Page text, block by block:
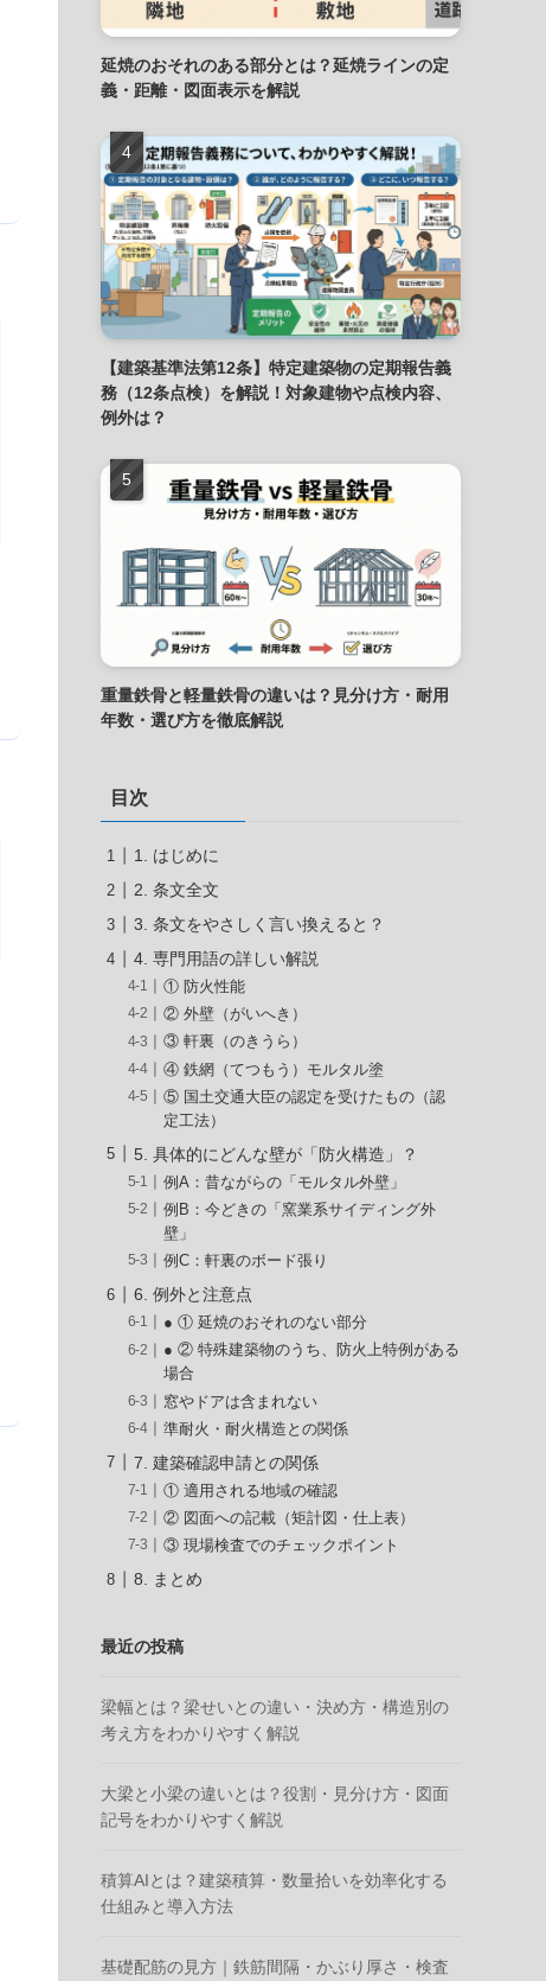
延焼のおそれのある部分とは？延焼ラインの定
義・距離・図面表示を解説
【建築基準法第12条】特定建築物の定期報告義
務（12条点検）を解説！対象建物や点検内容、
例外は？
重量鉄骨と軽量鉄骨の違いは？見分け方・耐用
年数・選び方を徹底解説
目次
1. はじめに
2. 条文全文
3. 条文をやさしく言い換えると？
4. 専門用語の詳しい解説
① 防火性能
② 外壁（がいへき）
③ 軒裏（のきうら）
④ 鉄網（てつもう）モルタル塗
⑤ 国土交通大臣の認定を受けたもの（認
定工法）
5. 具体的にどんな壁が「防火構造」？
例A：昔ながらの「モルタル外壁」
例B：今どきの「窯業系サイディング外
壁」
例C：軒裏のボード張り
6. 例外と注意点
● ① 延焼のおそれのない部分
● ② 特殊建築物のうち、防火上特例がある
場合
窓やドアは含まれない
準耐火・耐火構造との関係
7. 建築確認申請との関係
① 適用される地域の確認
② 図面への記載（矩計図・仕上表）
③ 現場検査でのチェックポイント
8. まとめ
最近の投稿
梁幅とは？梁せいとの違い・決め方・構造別の
考え方をわかりやすく解説
大梁と小梁の違いとは？役割・見分け方・図面
記号をわかりやすく解説
積算AIとは？建築積算・数量拾いを効率化する
仕組みと導入方法
基礎配筋の見方｜鉄筋間隔・かぶり厚さ・検査